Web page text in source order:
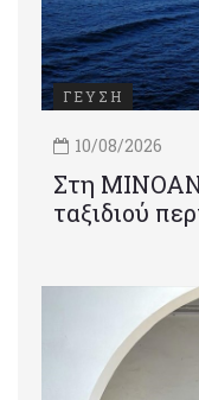
ΓΕΥΣΗ
10/08/2026
Στη
ταξιδιού